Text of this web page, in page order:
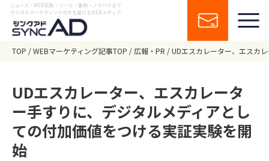
ニュース・WEB広告・ツール・事例・ノウハウまで
デジタルマーケティングの今を届けるWEBメディア
TOP WEBマーケティング記事TOP 広報・PR UDエスカレーター、エスカ
UDエスカレーター、エスカレータ
ー⼿すりに、デジタルメディアとし
ての付加価値をつける実証実験を開
始